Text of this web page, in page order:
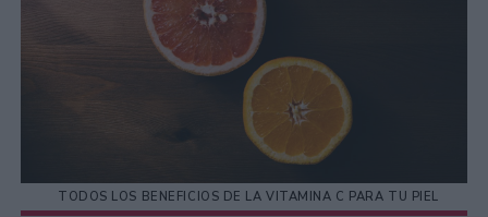
TODOS LOS BENEFICIOS DE LA VITAMINA C PARA TU PIEL